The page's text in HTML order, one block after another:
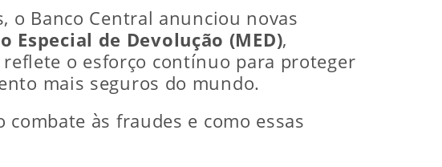
o Banco Central anunciou novas
Especial de Devolução (MED),
o esforço contínuo para proteger
mais seguros do mundo.
às fraudes e como essas